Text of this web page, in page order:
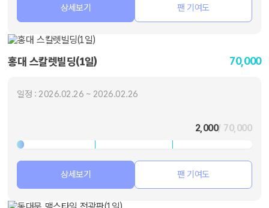
상세보기 팬 기여도
홍대 스칼렛빌딩(1일) 70,000
일정 : 2026.02.26 ~ 2026.02.26
2,000/ 70,000
상세보기 팬 기여도